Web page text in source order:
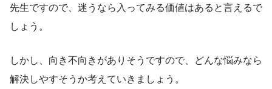
先生ですので、迷うなら入ってみる価値はあると言えるで
しょう。
しかし、向き不向きがありそうですので、どんな悩みなら
解決しやすそうか考えていきましょう。